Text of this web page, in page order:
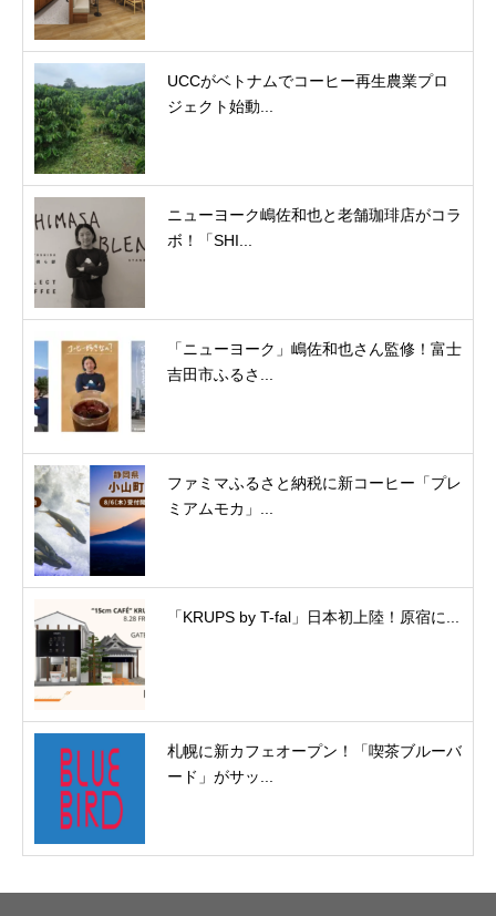
UCCがベトナムでコーヒー再生農業プロ
ジェクト始動...
ニューヨーク嶋佐和也と老舗珈琲店がコラ
ボ！「SHI...
「ニューヨーク」嶋佐和也さん監修！富士
吉田市ふるさ...
ファミマふるさと納税に新コーヒー「プレ
ミアムモカ」...
「KRUPS by T-fal」日本初上陸！原宿に...
札幌に新カフェオープン！「喫茶ブルーバ
ード」がサッ...